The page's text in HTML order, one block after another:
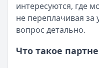
интересуются, где
не переплачивая за
вопрос детально.
Что такое